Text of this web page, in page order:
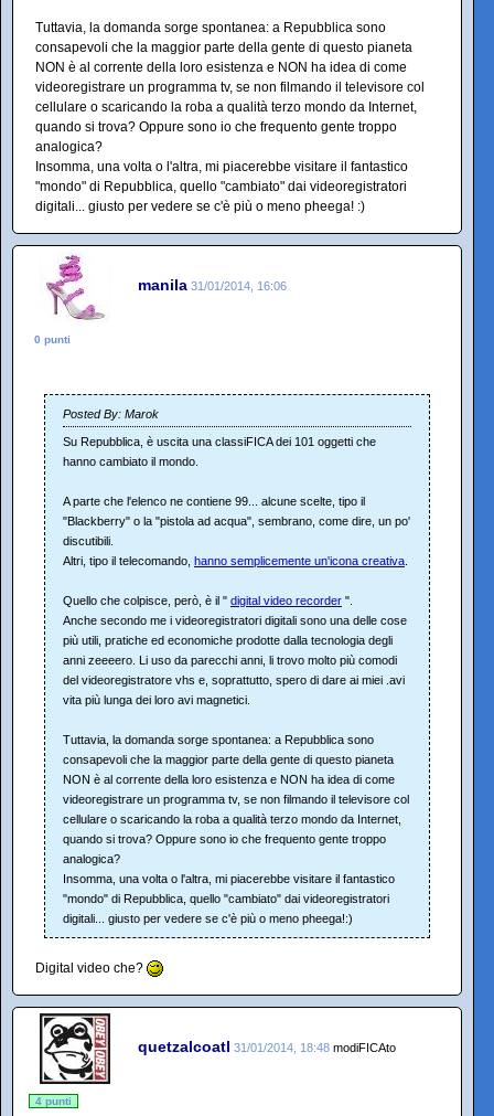
Tuttavia, la domanda sorge spontanea: a Repubblica sono
consapevoli che la maggior parte della gente di questo pianeta
NON è al corrente della loro esistenza e NON ha idea di come
videoregistrare un programma tv, se non filmando il televisore col
cellulare o scaricando la roba a qualità terzo mondo da Internet,
quando si trova? Oppure sono io che frequento gente troppo
analogica?
Insomma, una volta o l'altra, mi piacerebbe visitare il fantastico
"mondo" di Repubblica, quello "cambiato" dai videoregistratori
digitali... giusto per vedere se c'è più o meno pheega! :)
manila 31/01/2014, 16:06
0 punti
Posted By: Marok
Su Repubblica, è uscita una classiFICA dei 101 oggetti che
hanno cambiato il mondo.
A parte che l'elenco ne contiene 99... alcune scelte, tipo il
"Blackberry" o la "pistola ad acqua", sembrano, come dire, un po'
discutibili.
Altri, tipo il telecomando, hanno semplicemente un'icona creativa
Quello che colpisce, però, è il " digital video recorder ".
Anche secondo me i videoregistratori digitali sono una delle cose
più utili, pratiche ed economiche prodotte dalla tecnologia degli
anni zeeeero. Li uso da parecchi anni, li trovo molto più comodi
del videoregistratore vhs e, soprattutto, spero di dare ai miei .avi
vita più lunga dei loro avi magnetici.
Tuttavia, la domanda sorge spontanea: a Repubblica sono
consapevoli che la maggior parte della gente di questo pianeta
NON è al corrente della loro esistenza e NON ha idea di come
videoregistrare un programma tv, se non filmando il televisore col
cellulare o scaricando la roba a qualità terzo mondo da Internet,
quando si trova? Oppure sono io che frequento gente troppo
analogica?
Insomma, una volta o l'altra, mi piacerebbe visitare il fantastico
"mondo" di Repubblica, quello "cambiato" dai videoregistratori
digitali... giusto per vedere se c'è più o meno pheega!:)
Digital video che?
quetzalcoatl 31/01/2014, 18:48 modiFICAto
4 punti